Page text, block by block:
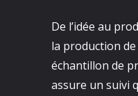
De l’idée au
la production de
échantillon de
assure un suivi